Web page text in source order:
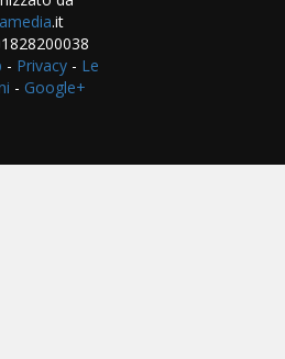
.it
- Privacy - Le
- Google+